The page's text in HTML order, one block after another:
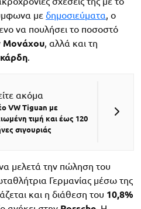
με δημοσιεύματα, ο
να πουλήσει το ποσοστό
Μονάχου, αλλά και τη
.
ακόμα
VW Tiguan με
τιμή και έως 120
σιγουριάς
μελετά την πώληση του
Γερμανίας μέσω της
και η διάθεση του 10,8%